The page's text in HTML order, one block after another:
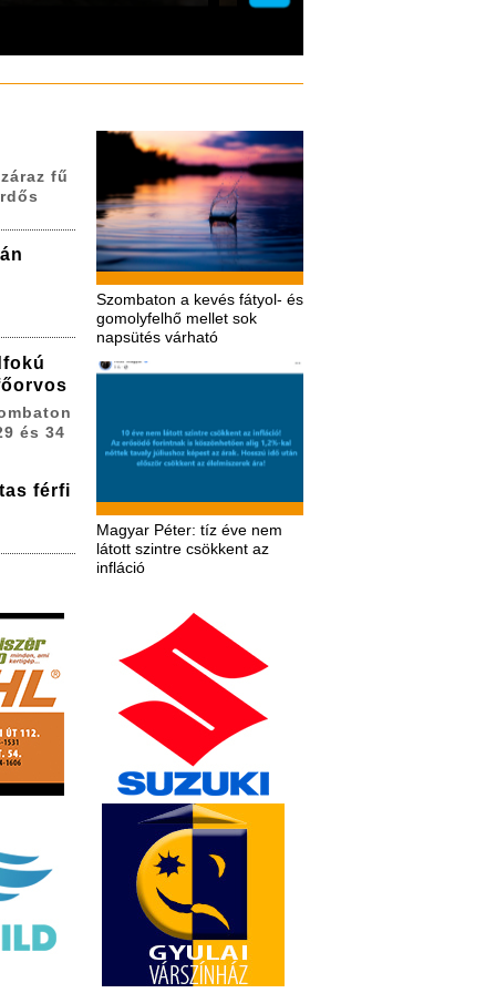
Szombaton a kevés fátyol- és
gomolyfelhő mellet sok
napsütés várható
Magyar Péter: tíz éve nem
látott szintre csökkent az
infláció
fű
és 34
férfi